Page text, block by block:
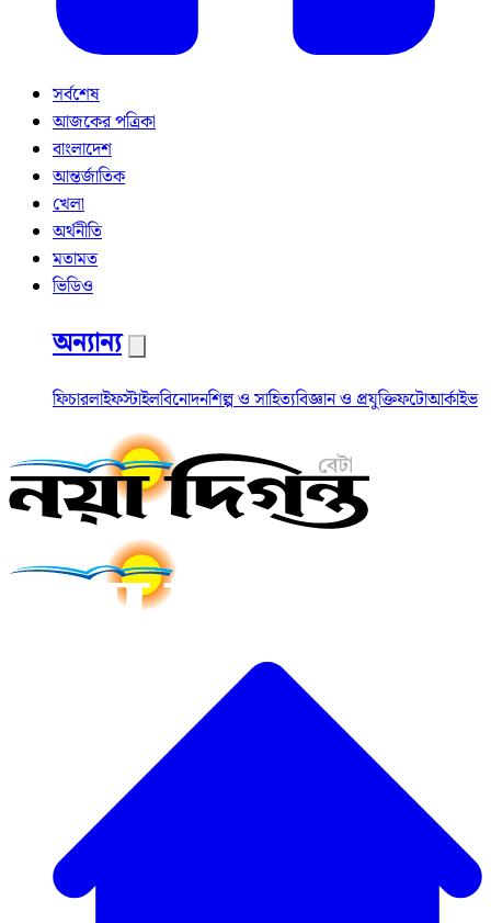
সর্বশেষ
আজকের পত্রিকা
বাংলাদেশ
আন্তর্জাতিক
খেলা
অর্থনীতি
মতামত
ভিডিও
অন্যান্য
ফিচারলাইফস্টাইলবিনোদনশিল্প ও সাহিত্যবিজ্ঞান ও প্রযুক্তিফটোআর্কাইভ